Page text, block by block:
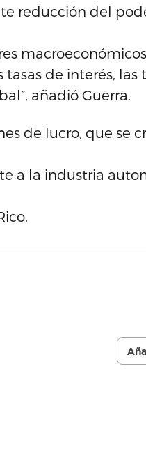
reducción del
de interés, las
añadió Guerra.
de lucro, que se
a la industria